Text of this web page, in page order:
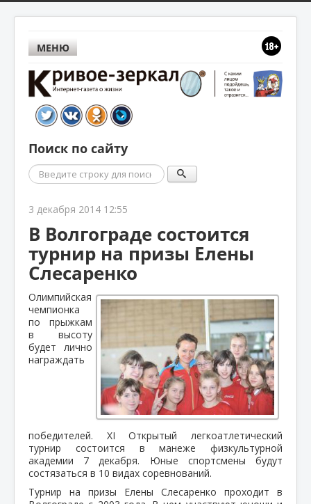
МЕНЮ
Поиск по сайту
Поиск
3 декабря 2014 12:55
В Волгограде состоится
турнир на призы Елены
Слесаренко
Олимпийская
чемпионка
по прыжкам
в высоту
будет лично
награждать
победителей. XI Открытый легкоатлетический
турнир состоится в манеже физкультурной
академии 7 декабря. Юные спортсмены будут
состязаться в 10 видах соревнований.
Турнир на призы Елены Слесаренко проходит в